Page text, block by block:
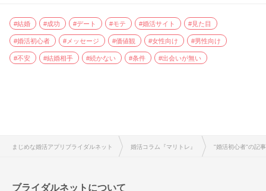
#結婚 #成功 #デート #モテ #婚活サイト #見た目
#婚活初心者 #メッセージ #価値観 #女性向け #男性向け
#不安 #結婚相手 #続かない #条件 #出会いが無い
まじめな婚活アプリブライダルネット 婚活コラム『マリトレ』 "婚活初心者"の記
ブライダルネットについて